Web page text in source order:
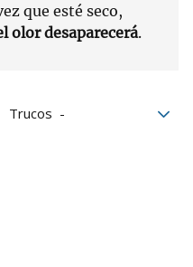
que esté seco,
olor desaparecerá.
Trucos